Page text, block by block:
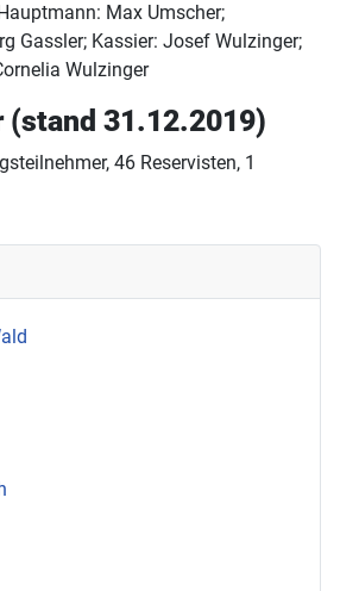
Max Umscher;
Gassler; Kassier: Josef Wulzinger;
Wulzinger
31.12.2019)
46 Reservisten, 1